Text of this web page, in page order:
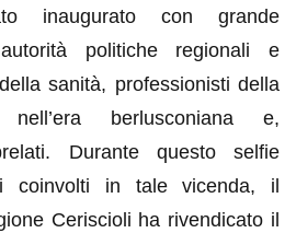
inaugurato con grande
politiche regionali e
sanità, professionisti della
berlusconiana e,
Durante questo selfie
coinvolti in tale vicenda, il
Ceriscioli ha rivendicato il